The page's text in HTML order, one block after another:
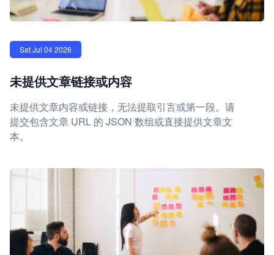
Sat Jul 04 2026
未提供文章链接或内容
未提供文章内容或链接，无法提取引言或第一段。请
提交包含文章 URL 的 JSON 数组或直接提供文章文
本。